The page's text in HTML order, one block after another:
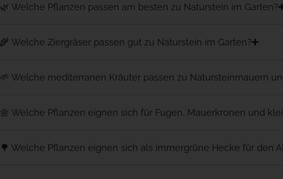
🌿 Welche Pflanzen passen am besten zu Naturstein im Garten?
🌾 Welche Ziergräser passen gut zu Naturstein im Garten?
🌱 Welche mediterranen Kräuter passen zu Natursteinmauern
🌼 Welche Pflanzen eignen sich für Fugen, Mauerkronen und
🌳 Welche Pflanzen eignen sich als immergrüne Hecke für den